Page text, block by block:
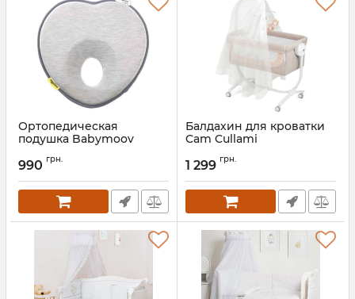
Ортопедическая
подушка Babymoov
Артикул:
990 грн.
Балдахин для кроватки
Cam Cullami
1 299 грн.